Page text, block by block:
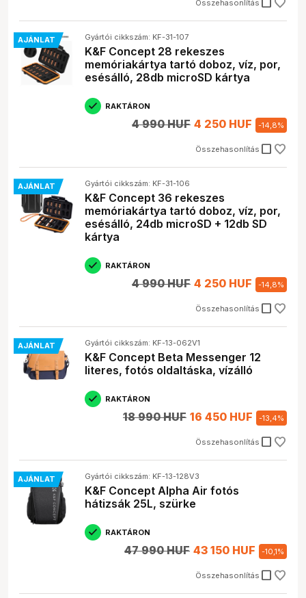
Összehasonlítás
AJÁNLAT Gyártói cikkszám: KF-31-107
K&F Concept 28 rekeszes
memóriakártya tartó doboz, víz, por,
esésálló, 28db microSD kártya
RAKTÁRON
Összehasonlítás check_box_outline_blank
4 990 HUF 4 250 HUF -14,8%
AJÁNLAT Gyártói cikkszám: KF-31-106
K&F Concept 36 rekeszes
memóriakártya tartó doboz, víz, por,
esésálló, 24db microSD + 12db SD
kártya
RAKTÁRON
Összehasonlítás check_box_outline_blank
4 990 HUF 4 250 HUF -14,8%
AJÁNLAT Gyártói cikkszám: KF-13-062V1
K&F Concept Beta Messenger 12
literes, fotós oldaltáska, vízálló
RAKTÁRON
Összehasonlítás check_box_outline_blank
18 990 HUF 16 450 HUF -13,4%
AJÁNLAT Gyártói cikkszám: KF-13-128V3
K&F Concept Alpha Air fotós
hátizsák 25L, szürke
RAKTÁRON
Összehasonlítás check_box_outline_blank
47 990 HUF 43 150 HUF -10,1%